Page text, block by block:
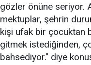
gözler önüne seriyor.
mektuplar, şehrin
kişi ufak bir çocuktan
gitmek istediğinden,
bahsediyor." diye